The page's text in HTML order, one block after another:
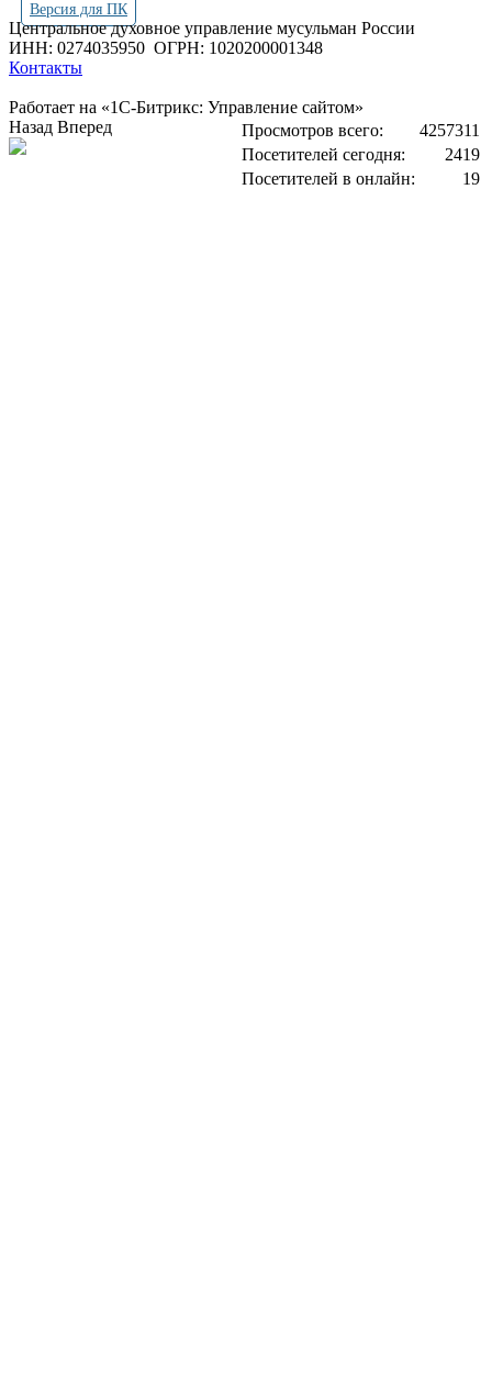
Версия для ПК
Центральное духовное управление мусульман России
ИНН: 0274035950 ОГРН: 1020200001348
Контакты
Работает на «1С-Битрикс: Управление сайтом»
Просмотров всего:
4257311
Посетителей сегодня:
2419
Посетителей в онлайн:
19
Назад Вперед